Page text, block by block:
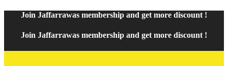
Join Jaffarrawas membership and get more discount !
Join Jaffarrawas membership and get more discount !